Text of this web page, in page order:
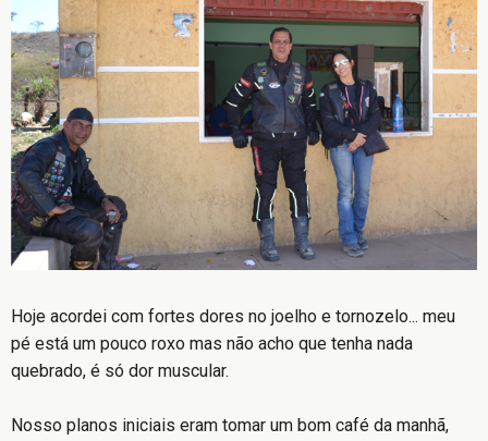
Hoje acordei com fortes dores no joelho e tornozelo... meu
pé está um pouco roxo mas não acho que tenha nada
quebrado, é só dor muscular.
Nosso planos iniciais eram tomar um bom café da manhã,